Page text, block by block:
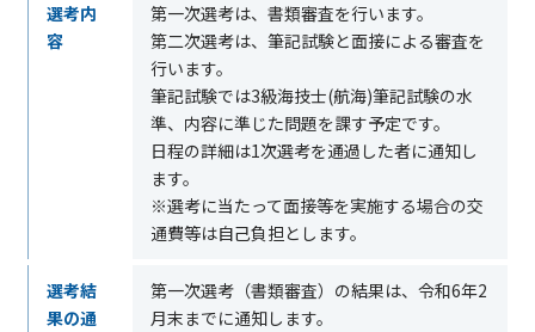
選考内
容
第一次選考は、書類審査を行います。
第二次選考は、筆記試験と面接による審査を
行います。
筆記試験では3級海技士(航海)筆記試験の水
準、内容に準じた問題を課す予定です。
日程の詳細は1次選考を通過した者に通知し
ます。
※選考に当たって面接等を実施する場合の交
通費等は自己負担とします。
選考結
果の通
第一次選考（書類審査）の結果は、令和6年2
月末までに通知します。